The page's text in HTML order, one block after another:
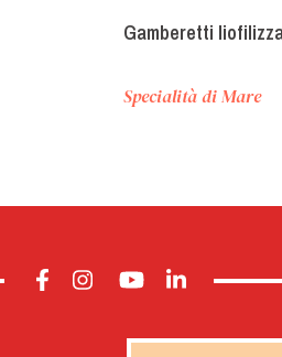
Gamberetti
Specialità di Mare